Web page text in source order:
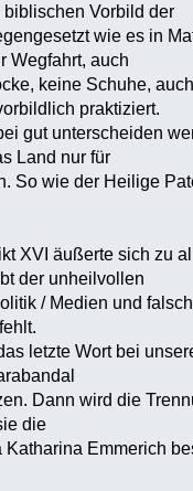
Vorbild der
wie es in
Wegfahrt, auch
keine Schuhe,
praktiziert.
gut unterscheiden
Land nur für
wie der Heilige
XVI äußerte sich zu
der unheilvollen
/ Medien und
letzte Wort bei
Dann wird die
die
Emmerich